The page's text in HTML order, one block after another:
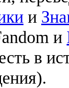
и
и
в